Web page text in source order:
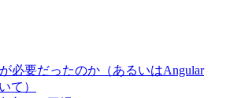
必要だったのか（あるいはAngular
て）